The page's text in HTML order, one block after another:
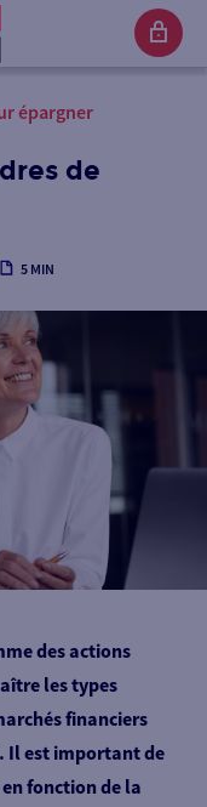
épargner
de
5 MIN
des actions
les types
financiers
Il est important de
fonction de la